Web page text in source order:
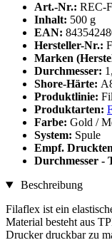
Art.-Nr.: REC-
Inhalt: 500 g
EAN:
Hersteller-Nr.:
Marken
Durchmesser:
Shore-Härte:
Produktlinie:
Produktarten:
Farbe: Gold /
System: Spule
Empf.
Durchmesser -
Beschreibung
Filaflex ist ein
Material besteht aus
Drucker druckbar zu